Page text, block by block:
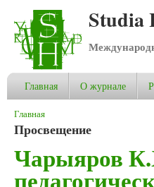
Studia
Главная О журнале
Вы здесь
Главная
Просвещение
Чарыяров